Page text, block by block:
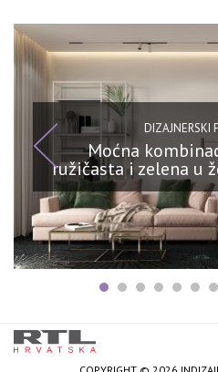
DIZAJNERSKI
Moćna
ružičasta i zelena u